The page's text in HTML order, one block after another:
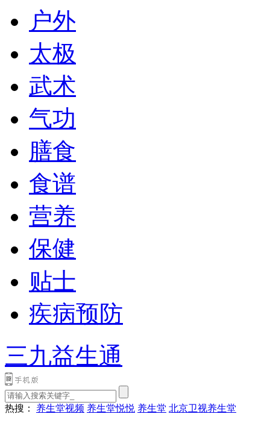
户外
太极
武术
气功
膳食
食谱
营养
保健
贴士
疾病预防
三九益生通
热搜： 养生堂视频 养生堂悦悦 养生堂 北京卫视养生堂